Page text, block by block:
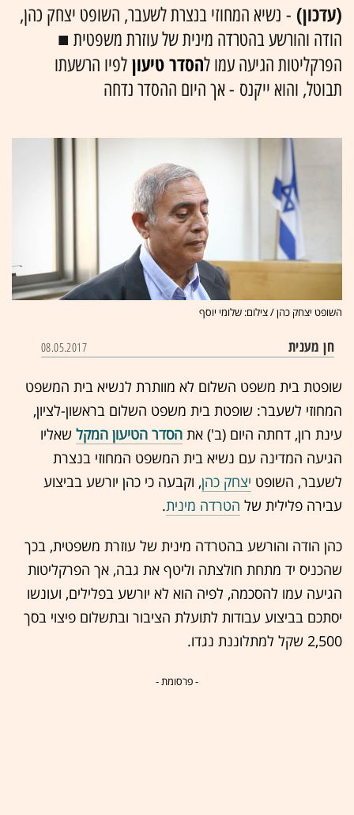
(עדכון) - נשיא המחוזי בנצרת לשעבר, השופט יצחק כהן,
הודה והורשע בהטרדה מינית של עוזרת משפטית ■
הפרקליטות הגיעה עמו להסדר טיעון לפיו הרשעתו
תבוטל, והוא ייקנס - אך היום ההסדר נדחה
השופט יצחק כהן / צילום: שלומי יוסף
חן מענית 08.05.2017
שופטת בית משפט השלום לא מוותרת לנשיא בית המשפט
המחוזי לשעבר: שופטת בית משפט השלום בראשון-לציון,
עינת רון, דחתה היום (ב') את הסדר הטיעון המקל שאליו
הגיעה המדינה עם נשיא בית המשפט המחוזי בנצרת
לשעבר, השופט יצחק כהן, וקבעה כי כהן יורשע בביצוע
עבירה פלילית של הטרדה מינית.
כהן הודה והורשע בהטרדה מינית של עוזרת משפטית, בכך
שהכניס יד מתחת חולצתה וליטף את גבה, אך הפרקליטות
הגיעה עמו להסכמה, לפיה הוא לא יורשע בפלילים, ועונשו
יסתכם בביצוע עבודות לתועלת הציבור ובתשלום פיצוי בסך
2,500 שקל למתלוננת נגדו.
- פרסומת -